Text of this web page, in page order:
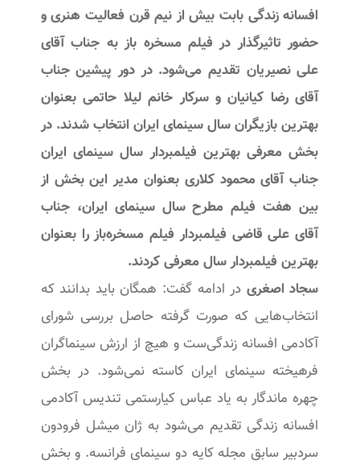
افسانه زندگی بابت بیش از نیم قرن فعالیت هنری و
حضور تاثیرگذار در فیلم مسخره باز به جناب آقای
علی نصیریان تقدیم می‌شود. در دور پیشین جناب
آقای رضا کیانیان و سرکار خانم لیلا حاتمی بعنوان
بهترین بازیگران سال سینمای ایران انتخاب شدند.‌ در
بخش معرفی بهترین فیلمبردار سال سینمای ایران
جناب آقای محمود کلاری بعنوان مدیر این بخش از
بین هفت فیلم مطرح سال سینمای ایران، جناب
آقای علی قاضی فیلمبردار فیلم مسخره‌باز را بعنوان
بهترین فیلمبردار سال معرفی کردند.
سجاد اصغری در ادامه گفت: همگان باید بدانند که
انتخاب‌هایی که صورت گرفته حاصل بررسی شورای
آکادمی افسانه زندگی‌ست و هیچ از ارزش سینماگران
فرهیخته سینمای ایران کاسته نمی‌شود. در بخش
چهره ماندگار به یاد عباس کیارستمی تندیس آکادمی
افسانه زندگی تقدیم می‌شود به ژان میشل فرودون
سردبیر سابق مجله کایه دو سینمای فرانسه. و بخش